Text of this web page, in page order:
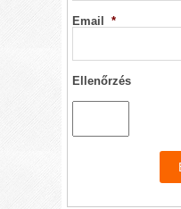
Email *
Ellenőrzés